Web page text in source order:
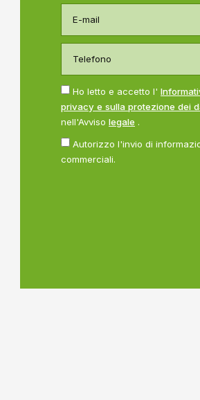
Ho letto e accetto l'
privacy e sulla protezione dei
nell'Avvisolegale .
Autorizzo l'invio di
commerciali.